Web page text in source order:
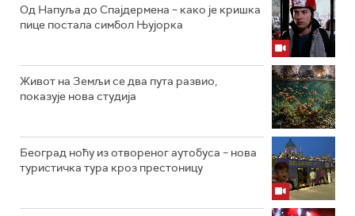
Од Напуља до Спајдермена – како је кришка
пице постала симбол Њујорка
Живот на Земљи се два пута развио,
показује нова студија
Београд ноћу из отвореног аутобуса – нова
туристичка тура кроз престоницу